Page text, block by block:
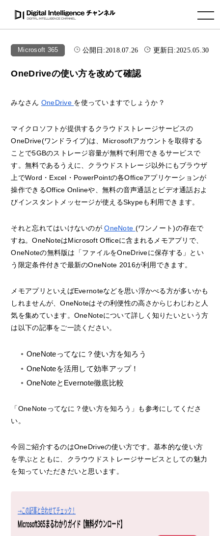
toggle navigation
Microsoft 365 公開日:2018.07.26 更新日:2025.05.30
OneDriveの使い方を改めて確認
みなさん OneDrive を使っていますでしょうか？
マイクロソフトが提供するクラウドストレージサービスの
OneDrive(ワンドライブ)は、Microsoftアカウントを取得する
ことで5GBのストレージ容量が無料で利用できるサービスで
す。無料であるうえに、クラウドストレージ以外にもブラウザ
上でWord・Excel・PowerPointの各Officeアプリケーションが
操作できるOffice Onlineや、無料の音声通話とビデオ通話およ
びインスタントメッセージが使えるSkypeも利用できます。
それと忘れてはいけないのがOneNote (ワンノート)の存在で
すね。OneNoteはMicrosoft Officeに含まれるメモアプリで、
OneNoteの無料版は「ファイルをOneDriveに保存する」とい
う限定条件付きで最新のOneNote 2016が利用できます。
メモアプリといえばEvernoteなどを思い浮かべる方が多いかも
しれませんが、OneNoteはその利便性の高さからじわじわと人
気を集めています。OneNoteについて詳しく知りたいという方
は以下の記事をご一読ください。
OneNoteってなに？使い方を知ろう
OneNoteを活用して効率アップ！
OneNoteとEvernote徹底比較
「OneNoteってなに？使い方を知ろう」も参考にしてくださ
い。
今回ご紹介するのはOneDriveの使い方です。基本的な使い方
を学ぶとともに、クラウウドストレージサービスとしての魅力
を知っていただきだいと思います。